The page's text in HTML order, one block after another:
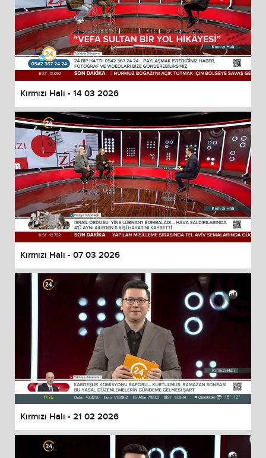
Kırmızı Halı - 14 03 2026
Kırmızı Halı - 07 03 2026
Kırmızı Halı - 21 02 2026